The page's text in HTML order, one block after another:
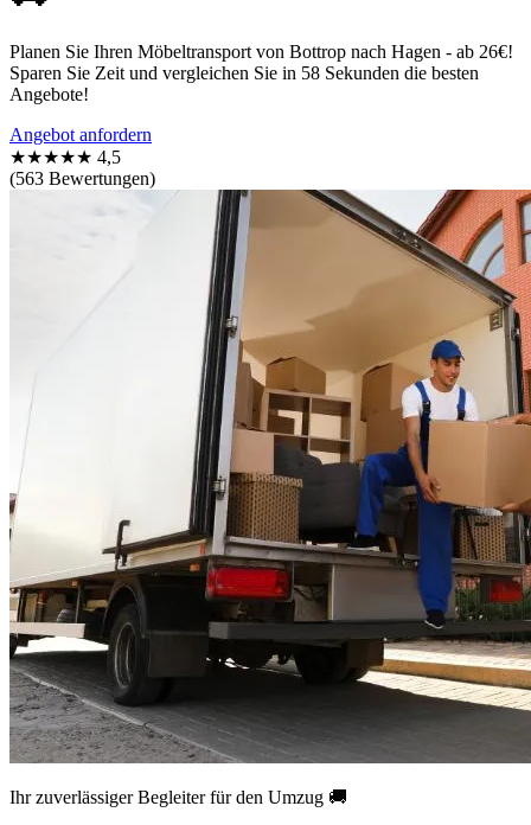
Planen Sie Ihren Möbeltransport von Bottrop nach Hagen - ab 26€!
Sparen Sie Zeit und vergleichen Sie in 58 Sekunden die besten
Angebote!
Angebot anfordern
★★★★★ 4,5
(563 Bewertungen)
Ihr zuverlässiger Begleiter für den Umzug 🚚